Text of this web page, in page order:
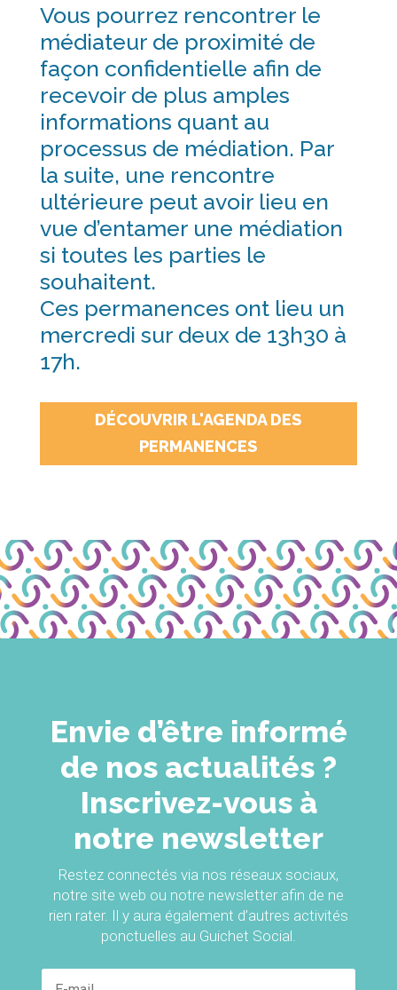
Vous pourrez rencontrer le
médiateur de proximité de
façon confidentielle afin de
recevoir de plus amples
informations quant au
processus de médiation. Par
la suite, une rencontre
ultérieure peut avoir lieu en
vue d’entamer une médiation
si toutes les parties le
souhaitent.
Ces permanences ont lieu un
mercredi sur deux de 13h30 à
17h.
DÉCOUVRIR L'AGENDA DES
PERMANENCES
Envie d’être informé
de nos actualités ?
Inscrivez-vous à
notre newsletter
Restez connectés via nos réseaux sociaux,
notre site web ou notre newsletter afin de ne
rien rater. Il y aura également d’autres activités
ponctuelles au Guichet Social.